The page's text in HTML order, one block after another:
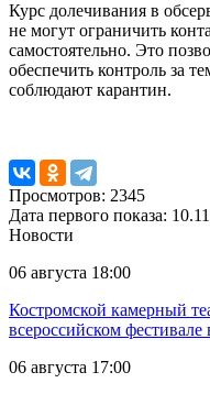
Курс долечивания в
не могут ограничить
самостоятельно. Это
обеспечить контроль за
соблюдают карантин.
Просмотров: 2345
Дата первого показа:
Новости
06 августа 18:00
Костромской камерный
всероссийском
06 августа 17:00